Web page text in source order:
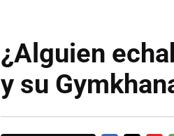
¿Alguien
y su